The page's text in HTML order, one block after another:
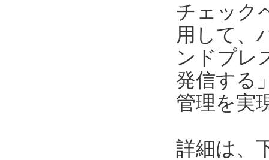
チェック
用して、
ンドプレ
発信する
管理を実
詳細は、